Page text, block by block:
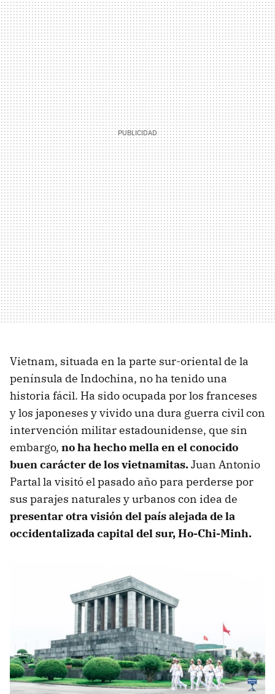
Vietnam, situada en la parte sur-oriental de la
península de Indochina, no ha tenido una
historia fácil. Ha sido ocupada por los franceses
y los japoneses y vivido una dura guerra civil con
intervención militar estadounidense, que sin
embargo, no ha hecho mella en el conocido
buen carácter de los vietnamitas.Juan Antonio
Partal la visitó el pasado año para perderse por
sus parajes naturales y urbanos con idea de
presentar otra visión del país alejada de la
occidentalizada capital del sur, Ho-Chi-Minh.